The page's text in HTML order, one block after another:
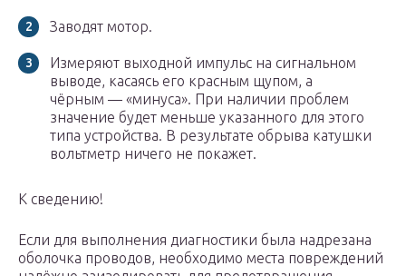
Заводят мотор.
Измеряют выходной импульс на сигнальном
выводе, касаясь его красным щупом, а
чёрным — «минуса». При наличии проблем
значение будет меньше указанного для этого
типа устройства. В результате обрыва катушки
вольтметр ничего не покажет.
К сведению!
Если для выполнения диагностики была надрезана
оболочка проводов, необходимо места повреждений